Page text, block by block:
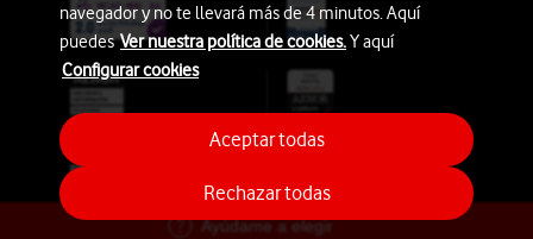
Ayúdame a elegir
navegador y no te llevará más de 4 minutos. Aquí
puedesVer nuestra política de cookies.Y aquí
Configurar cookies
Rechazar todas
Aceptar todas